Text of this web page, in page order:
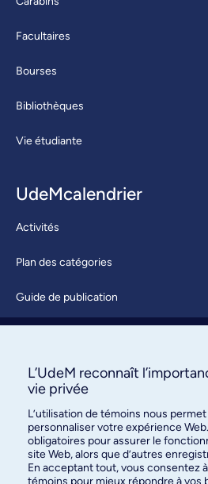
Facultaires
Bourses
Bibliothèques
Vie étudiante
UdeMcalendrier
Activités
Plan des catégories
Guide de publication
À propos / Nous joindre
L’UdeM reconnaît
vie privée
L’utilisation de témoins nous
personnaliser votre expérience
obligatoires pour assurer le
site Web, alors que d’autres
En acceptant tout, vous consentez
témoins pour mieux répondre à vos